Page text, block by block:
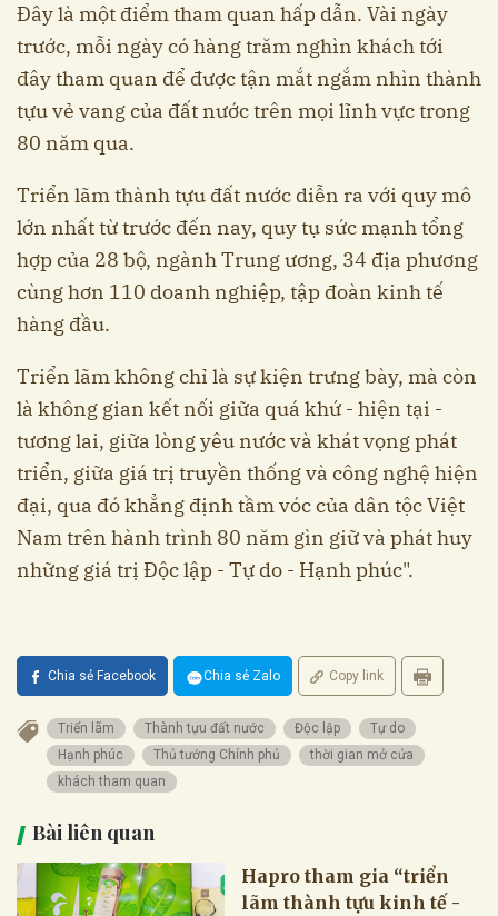
Đây là một điểm tham quan hấp dẫn. Vài ngày
trước, mỗi ngày có hàng trăm nghìn khách tới
đây tham quan để được tận mắt ngắm nhìn thành
tựu vẻ vang của đất nước trên mọi lĩnh vực trong
80 năm qua.
Triển lãm thành tựu đất nước diễn ra với quy mô
lớn nhất từ trước đến nay, quy tụ sức mạnh tổng
hợp của 28 bộ, ngành Trung ương, 34 địa phương
cùng hơn 110 doanh nghiệp, tập đoàn kinh tế
hàng đầu.
Triển lãm không chỉ là sự kiện trưng bày, mà còn
là không gian kết nối giữa quá khứ - hiện tại -
tương lai, giữa lòng yêu nước và khát vọng phát
triển, giữa giá trị truyền thống và công nghệ hiện
đại, qua đó khẳng định tầm vóc của dân tộc Việt
Nam trên hành trình 80 năm gìn giữ và phát huy
những giá trị Độc lập - Tự do - Hạnh phúc".
Chia sẻ Facebook Chia sẻ Zalo Copy link
Triển lãm Thành tựu đất nước Độc lập
Tự do
Hạnh phúc
Thủ tướng Chính phủ
thời gian mở cửa
khách tham quan
Bài liên quan
Hapro tham gia “triển
lãm thành tựu kinh tế -